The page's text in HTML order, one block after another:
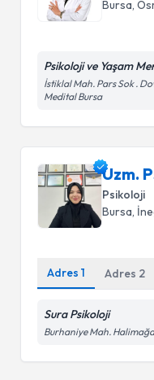
Bursa,
Psikoloji ve Yaşam
İstiklal Mah. Pars Sok .
Medital Bursa
Uzm.
Psikoloji
Bursa,
Adres1 Adres 2
Sura Psikoloji
Burhaniye Mah.